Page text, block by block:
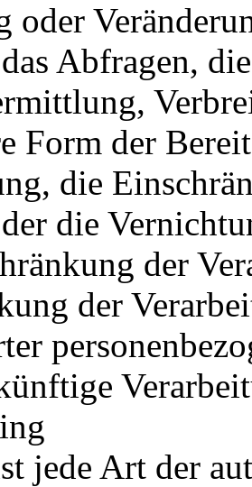
oder
Abfragen,
Form der
die
die
der
der
jede Art der